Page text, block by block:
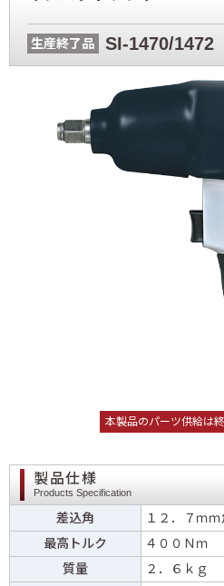
生産終了品 SI-1470/1472
本製品のパーツ供給は
製品仕様
Products Specification
差込角
１２．７ｍｍ
最高トルク
４００Ｎｍ
質量
２．６ｋｇ